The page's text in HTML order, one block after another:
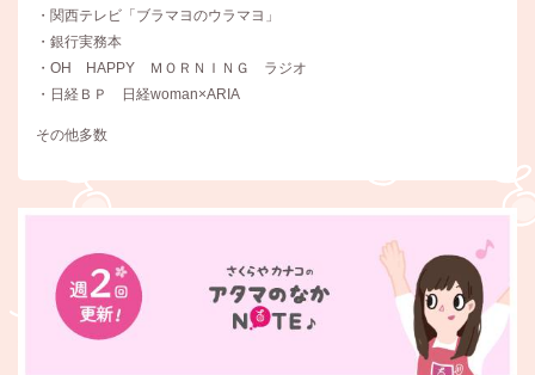
・関西テレビ「ブラマヨのウラマヨ」
・銀行実務本
・OH HAPPY ＭＯＲＮＩＮＧ ラジオ
・日経ＢＰ 日経woman×ARIA
その他多数